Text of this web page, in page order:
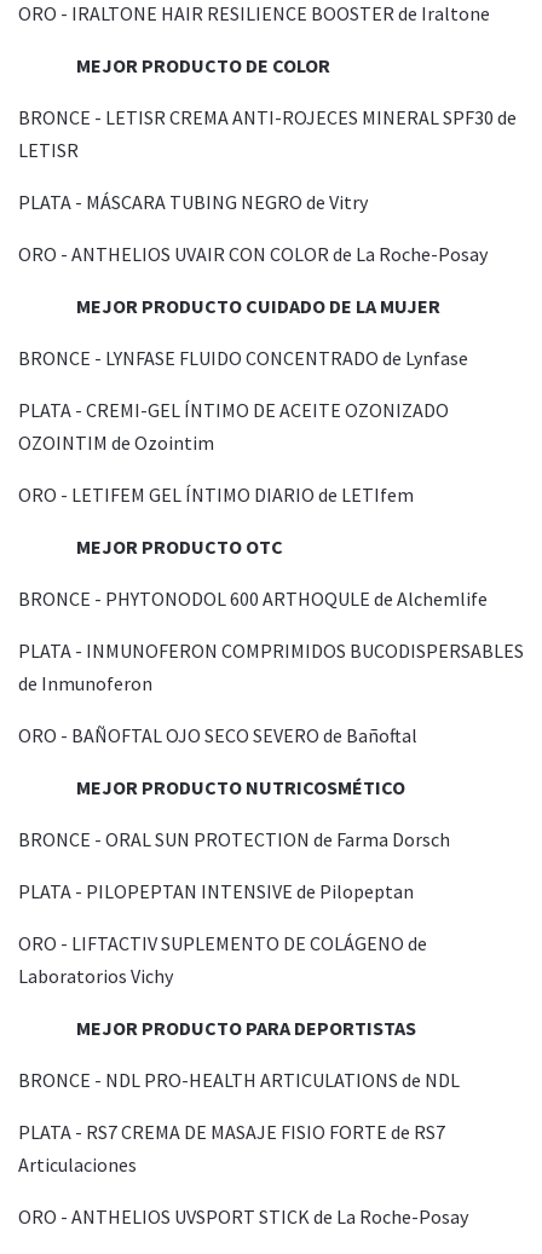
ORO - IRALTONE HAIR RESILIENCE BOOSTER de Iraltone
MEJOR PRODUCTO DE COLOR
BRONCE - LETISR CREMA ANTI-ROJECES MINERAL SPF30 de
LETISR
PLATA - MÁSCARA TUBING NEGRO de Vitry
ORO - ANTHELIOS UVAIR CON COLOR de La Roche-Posay
MEJOR PRODUCTO CUIDADO DE LA MUJER
BRONCE - LYNFASE FLUIDO CONCENTRADO de Lynfase
PLATA - CREMI-GEL ÍNTIMO DE ACEITE OZONIZADO
OZOINTIM de Ozointim
ORO - LETIFEM GEL ÍNTIMO DIARIO de LETIfem
MEJOR PRODUCTO OTC
BRONCE - PHYTONODOL 600 ARTHOQULE de Alchemlife
PLATA - INMUNOFERON COMPRIMIDOS BUCODISPERSABLES
de Inmunoferon
ORO - BAÑOFTAL OJO SECO SEVERO de Bañoftal
MEJOR PRODUCTO NUTRICOSMÉTICO
BRONCE - ORAL SUN PROTECTION de Farma Dorsch
PLATA - PILOPEPTAN INTENSIVE de Pilopeptan
ORO - LIFTACTIV SUPLEMENTO DE COLÁGENO de
Laboratorios Vichy
MEJOR PRODUCTO PARA DEPORTISTAS
BRONCE - NDL PRO-HEALTH ARTICULATIONS de NDL
PLATA - RS7 CREMA DE MASAJE FISIO FORTE de RS7
Articulaciones
ORO - ANTHELIOS UVSPORT STICK de La Roche-Posay